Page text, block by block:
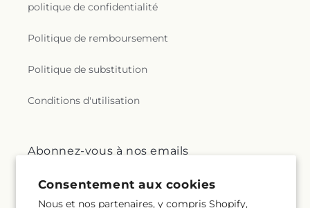
Consentement aux cookies
Nous et nos partenaires, y compris Shopify,
politique de confidentialité
Politique de remboursement
Politique de substitution
Conditions d'utilisation
Abonnez-vous à nos emails
E-mail S'inscrire